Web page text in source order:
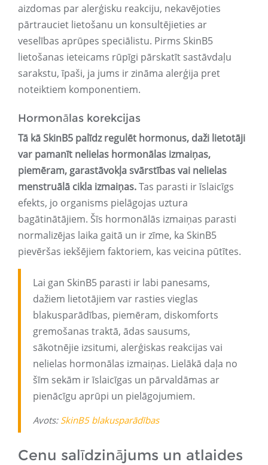
aizdomas par alerģisku reakciju, nekavējoties
pārtrauciet lietošanu un konsultējieties ar
veselības aprūpes speciālistu. Pirms SkinB5
lietošanas ieteicams rūpīgi pārskatīt sastāvdaļu
sarakstu, īpaši, ja jums ir zināma alerģija pret
noteiktiem komponentiem.
Hormonālas korekcijas
Tā kā SkinB5 palīdz regulēt hormonus, daži lietotāji
var pamanīt nelielas hormonālas izmaiņas,
piemēram, garastāvokļa svārstības vai nelielas
menstruālā cikla izmaiņas.Tas parasti ir īslaicīgs
efekts, jo organisms pielāgojas uztura
bagātinātājiem. Šīs hormonālās izmaiņas parasti
normalizējas laika gaitā un ir zīme, ka SkinB5
pievēršas iekšējiem faktoriem, kas veicina pūtītes.
Lai gan SkinB5 parasti ir labi panesams,
dažiem lietotājiem var rasties vieglas
blakusparādības, piemēram, diskomforts
gremošanas traktā, ādas sausums,
sākotnējie izsitumi, alerģiskas reakcijas vai
nelielas hormonālas izmaiņas. Lielākā daļa no
šīm sekām ir īslaicīgas un pārvaldāmas ar
pienācīgu aprūpi un pielāgojumiem.
Avots: SkinB5 blakusparādības
Cenu salīdzinājums un atlaides